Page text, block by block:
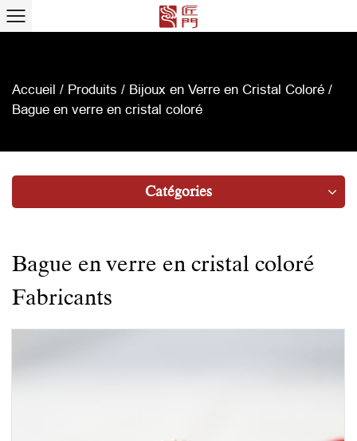
Accueil / Produits / Bijoux en Verre en Cristal Coloré /
Bague en verre en cristal coloré
Catégories
Bague en verre en cristal coloré
Fabricants